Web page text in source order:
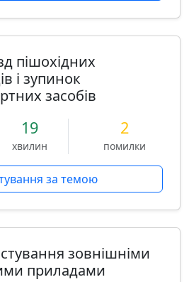
пішохідних
і зупинок
засобів
19
хвилин
2
помилки
за темою
зовнішніми
приладами